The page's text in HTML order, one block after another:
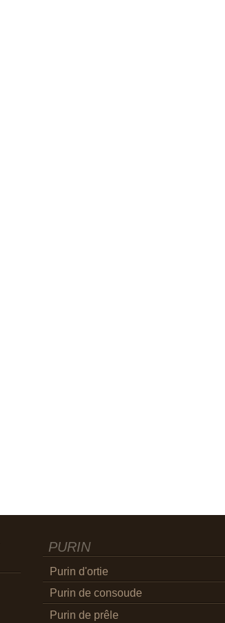
PURIN
Purin d'ortie
Purin de consoude
Purin de prêle